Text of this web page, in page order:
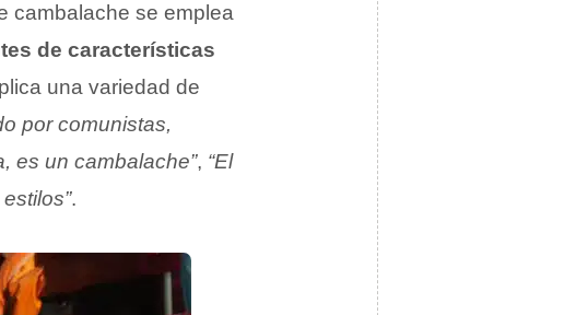
cambalache se emplea
de características
una variedad de
por comunistas,
es un cambalache”, “El
.